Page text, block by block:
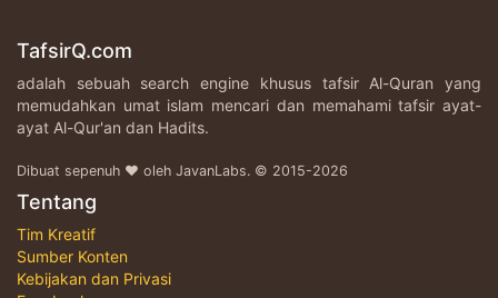
TafsirQ.com
adalah sebuah search engine khusus tafsir Al-Quran yang
memudahkan umat islam mencari dan memahami tafsir ayat-
ayat Al-Qur'an dan Hadits.
Dibuat sepenuh ♥ oleh JavanLabs. © 2015-2026
Tentang
Tim Kreatif
Sumber Konten
Kebijakan dan Privasi